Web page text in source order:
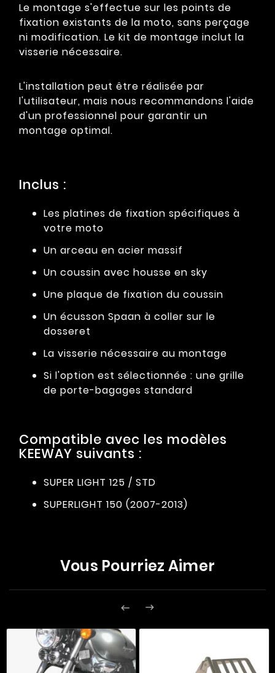
Le montage s'effectue sur les points de
fixation existants de la moto, sans perçage
ni modification. Le kit de montage inclut la
visserie nécessaire.
L'installation peut être réalisée par
l'utilisateur, mais nous recommandons l'aide
d'un professionnel pour garantir un
montage optimal.
Inclus :
Les platines de fixation spécifiques à
votre moto
Un arceau en acier massif
Un coussin avec housse en sky
Une plaque de fixation du coussin
Un écusson Spaan à coller sur le
dosseret
La visserie nécessaire au montage
Si l'option est sélectionnée : une grille
de porte-bagages standard
Compatible avec les modèles
KEEWAY suivants :
SUPER LIGHT 125 / STD
SUPERLIGHT 150 (2007-2013)
Vous Pourriez Aimer
 